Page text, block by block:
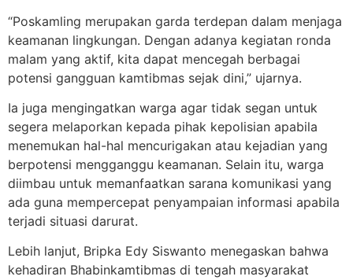
“Poskamling merupakan garda terdepan dalam menjaga
keamanan lingkungan. Dengan adanya kegiatan ronda
malam yang aktif, kita dapat mencegah berbagai
potensi gangguan kamtibmas sejak dini,” ujarnya.
Ia juga mengingatkan warga agar tidak segan untuk
segera melaporkan kepada pihak kepolisian apabila
menemukan hal-hal mencurigakan atau kejadian yang
berpotensi mengganggu keamanan. Selain itu, warga
diimbau untuk memanfaatkan sarana komunikasi yang
ada guna mempercepat penyampaian informasi apabila
terjadi situasi darurat.
Lebih lanjut, Bripka Edy Siswanto menegaskan bahwa
kehadiran Bhabinkamtibmas di tengah masyarakat